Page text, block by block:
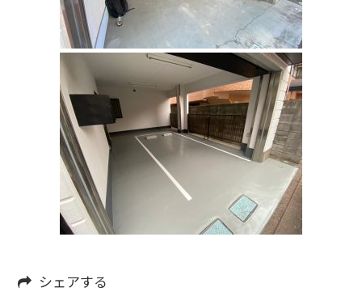
シェアする